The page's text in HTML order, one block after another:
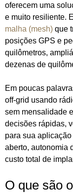
oferecem uma
e muito resiliente.
malha (mesh) que
posições GPS e
quilômetros,
dezenas de
Em poucas
off‑grid usando
sem mensalidade
decisões rápidas,
para sua
aberto, autonomia
custo total de
O que são